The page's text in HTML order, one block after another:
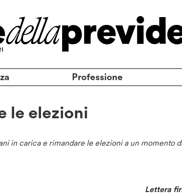
Professione
le elezioni
in carica e rimandare le elezioni a un momento
Lettera